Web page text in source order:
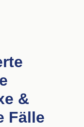
&
Fälle